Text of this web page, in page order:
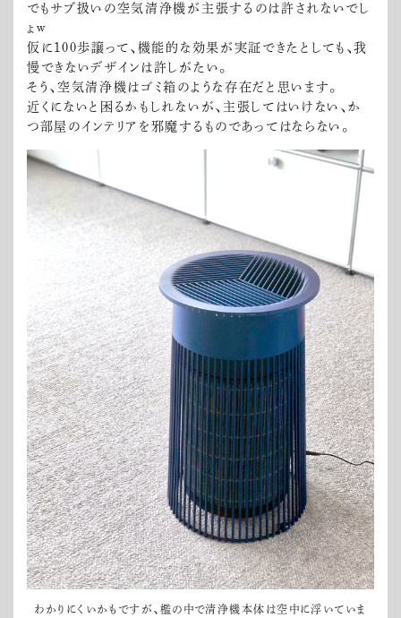
でもサブ扱いの空気清浄機が主張するのは許されないでし
ょw
仮に100歩譲って、機能的な効果が実証できたとしても、我
慢できないデザインは許しがたい。
そう、空気清浄機はゴミ箱のような存在だと思います。
近くにないと困るかもしれないが、主張してはいけない、か
つ部屋のインテリアを邪魔するものであってはならない。
わかりにくいかもですが、檻の中で清浄機本体は空中に浮いていま